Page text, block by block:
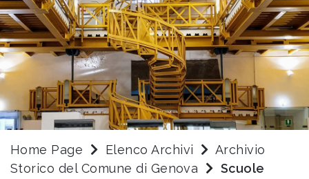
Home Page Elenco Archivi
Archivio
Storico del Comune di Genova
Scuole